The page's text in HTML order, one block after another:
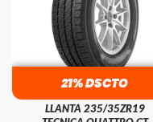
21% DSCTO
LLANTA 235/35ZR19